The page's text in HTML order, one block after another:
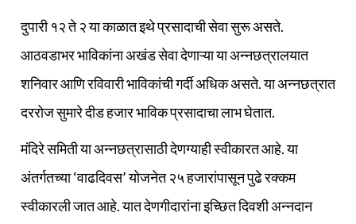
दुपारी १२ ते २ या काळात इथे प्रसादाची सेवा सुरू असते.
आठवडाभर भाविकांना अखंड सेवा देणाऱ्या या अन्नछत्रालयात
शनिवार आणि रविवारी भाविकांची गर्दी अधिक असते. या अन्नछत्रात
दररोज सुमारे दीड हजार भाविक प्रसादाचा लाभ घेतात.
मंदिरे समिती या अन्नछत्रासाठी देणग्याही स्वीकारत आहे. या
अंतर्गतच्या ‘वाढदिवस’ योजनेत २५ हजारांपासून पुढे रक्कम
स्वीकारली जात आहे. यात देणगीदारांना इच्छित दिवशी अन्नदान